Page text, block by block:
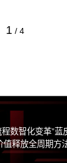
1 / 4
数智化变革”蓝
值释放全周期方